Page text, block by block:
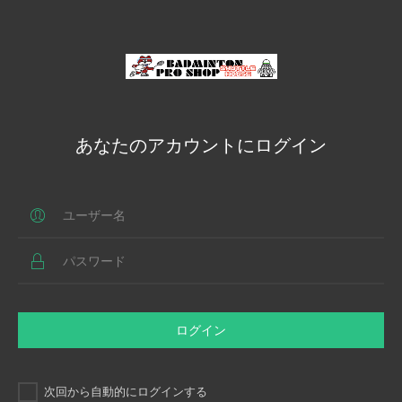
あなたのアカウントにログイン
ログイン
次回から自動的にログインする